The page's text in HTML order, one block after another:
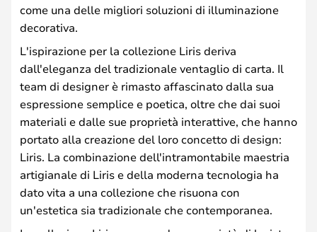
come una delle migliori soluzioni di illuminazione
decorativa.
L'ispirazione per la collezione Liris deriva
dall'eleganza del tradizionale ventaglio di carta. Il
team di designer è rimasto affascinato dalla sua
espressione semplice e poetica, oltre che dai suoi
materiali e dalle sue proprietà interattive, che hanno
portato alla creazione del loro concetto di design:
Liris. La combinazione dell'intramontabile maestria
artigianale di Liris e della moderna tecnologia ha
dato vita a una collezione che risuona con
un'estetica sia tradizionale che contemporanea.